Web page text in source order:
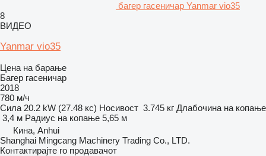
багер гасеничар Yanmar vio35
8
ВИДЕО
Yanmar vio35
Цена на барање
Багер гасеничар
2018
780 м/ч
Сила 20.2 kW (27.48 кс) Носивост 3.745 кг Длабочина на копање
3,4 м Радиус на копање 5,65 м
Кина, Anhui
Shanghai Mingcang Machinery Trading Co., LTD.
Контактирајте го продавачот